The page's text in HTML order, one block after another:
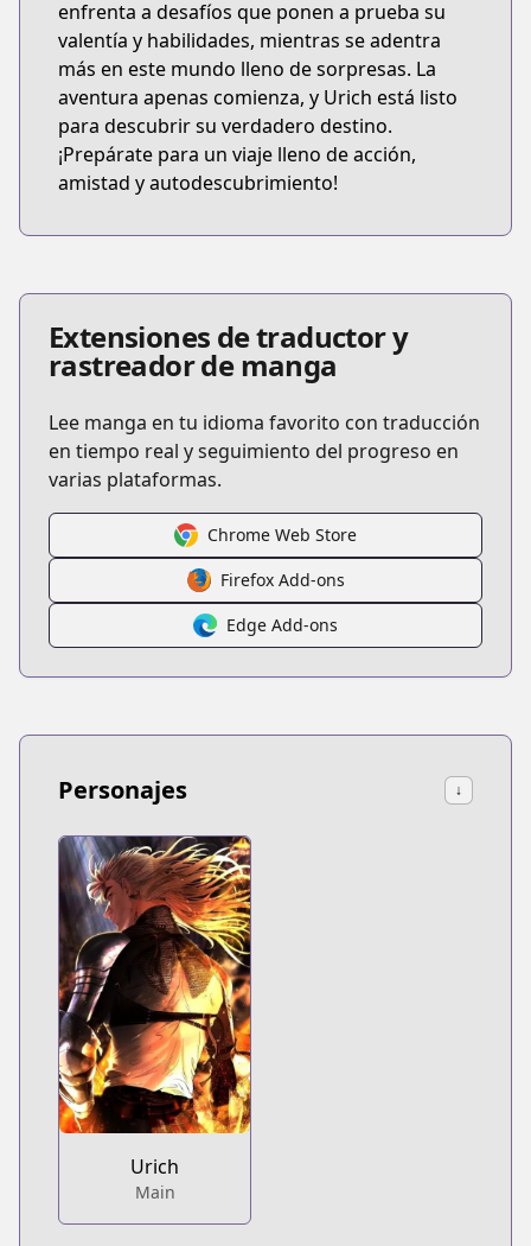
enfrenta a desafíos que ponen a prueba su
valentía y habilidades, mientras se adentra
más en este mundo lleno de sorpresas. La
aventura apenas comienza, y Urich está listo
para descubrir su verdadero destino.
¡Prepárate para un viaje lleno de acción,
amistad y autodescubrimiento!
Extensiones de traductor y
rastreador de manga
Lee manga en tu idioma favorito con traducción
en tiempo real y seguimiento del progreso en
varias plataformas.
Chrome Web Store
Firefox Add-ons
Edge Add-ons
Personajes ↓
Urich
Main